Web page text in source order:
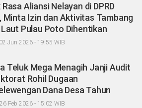
Rasa Aliansi Nelayan di DPRD
Minta Izin dan Aktivitas Tambang
Pulau Poto Dihentikan
Jun 2026 - 19:55 WIB
Teluk Mega Menagih Janji Audit
Rohil Dugaan
Dana Desa Tahun
Feb 2026 - 15:02 WIB